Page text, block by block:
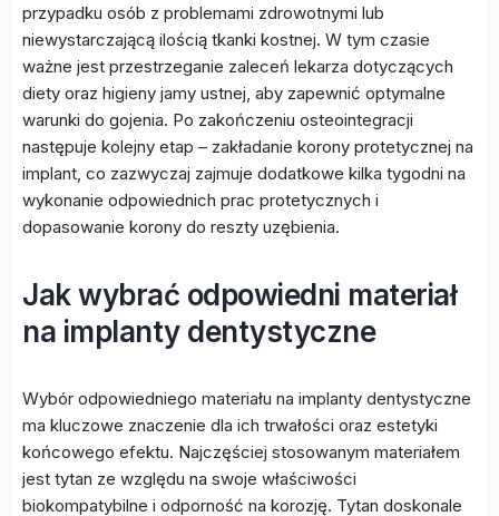
przypadku osób z problemami zdrowotnymi lub
niewystarczającą ilością tkanki kostnej. W tym czasie
ważne jest przestrzeganie zaleceń lekarza dotyczących
diety oraz higieny jamy ustnej, aby zapewnić optymalne
warunki do gojenia. Po zakończeniu osteointegracji
następuje kolejny etap – zakładanie korony protetycznej na
implant, co zazwyczaj zajmuje dodatkowe kilka tygodni na
wykonanie odpowiednich prac protetycznych i
dopasowanie korony do reszty uzębienia.
Jak wybrać odpowiedni materiał
na implanty dentystyczne
Wybór odpowiedniego materiału na implanty dentystyczne
ma kluczowe znaczenie dla ich trwałości oraz estetyki
końcowego efektu. Najczęściej stosowanym materiałem
jest tytan ze względu na swoje właściwości
biokompatybilne i odporność na korozję. Tytan doskonale